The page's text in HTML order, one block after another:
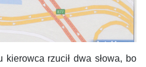
rzucił dwa słowa, bo